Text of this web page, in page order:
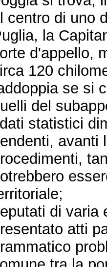
centro di uno
la
d'appello,
120
se si
del
statistici
avanti
di varia
atti